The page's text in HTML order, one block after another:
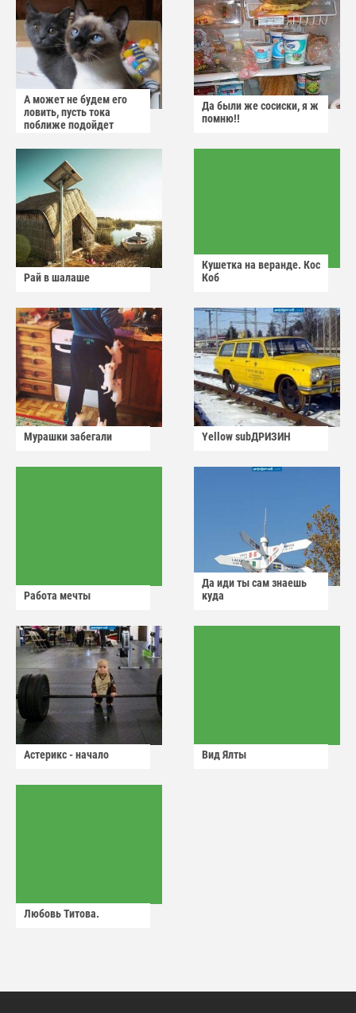
А может не будем его
ловить, пусть тока
поближе подойдет
Да были же сосиски, я ж
помню!!
Рай в шалаше
Кушетка на веранде. Кос
Коб
Мурашки забегали Yellow subДРИЗИН
Работа мечты
Да иди ты сам знаешь
куда
Астерикс - начало Вид Ялты
Любовь Титова.